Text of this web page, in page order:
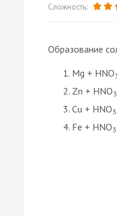
Сложность:
Образование
Mg + HNO
Zn + HNO3
Cu + HNO3
Fe + HNO3